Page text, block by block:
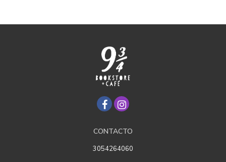
CONTACTO
3054264060